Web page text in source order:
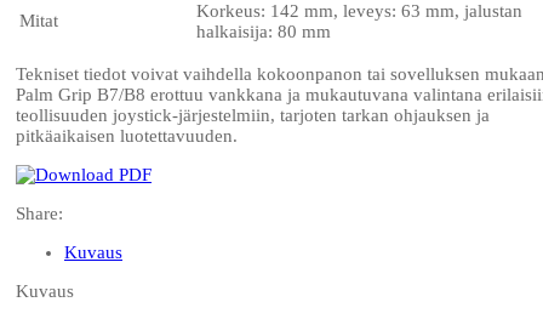
Mitat
Korkeus: 142 mm, leveys: 63 mm, jalustan
halkaisija: 80 mm
Tekniset tiedot voivat vaihdella kokoonpanon tai sovelluksen
Palm Grip B7/B8 erottuu vankkana ja mukautuvana valintana
teollisuuden joystick-järjestelmiin, tarjoten tarkan ohjauksen ja
pitkäaikaisen luotettavuuden.
Share:
Kuvaus
Kuvaus